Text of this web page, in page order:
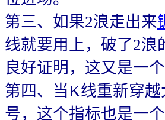
第三、如果2浪走出来
线就要用上，破了2浪
良好证明，这又是一
第四、当K线重新穿越
号，这个指标也是一